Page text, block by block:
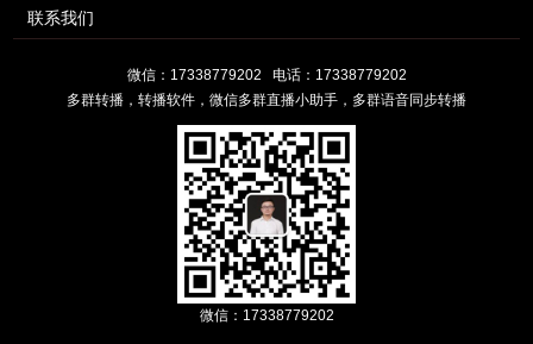
联系我们
微信：17338779202 电话：17338779202
多群转播，转播软件，微信多群直播小助手，多群语音同步转播
微信：17338779202